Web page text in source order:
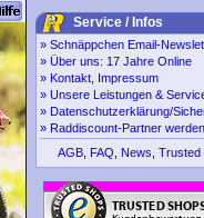
Service / Infos
» Schnäppchen Email-
» Über uns: 17 Jahre Online
» Kontakt, Impressum
» Unsere Leistungen &
» Datenschutzerklärung/
» Raddiscount-Partner werden
AGB FAQ News Trusted